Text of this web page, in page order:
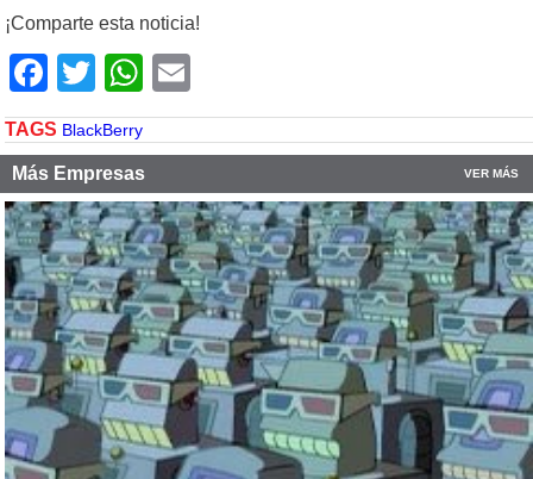
¡Comparte esta noticia!
Facebook
TwitterWhatsApp
TAGS BlackBerry
Más Empresas VER MÁS